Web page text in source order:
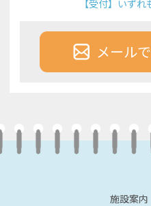
【受付】いず
メール
施設案